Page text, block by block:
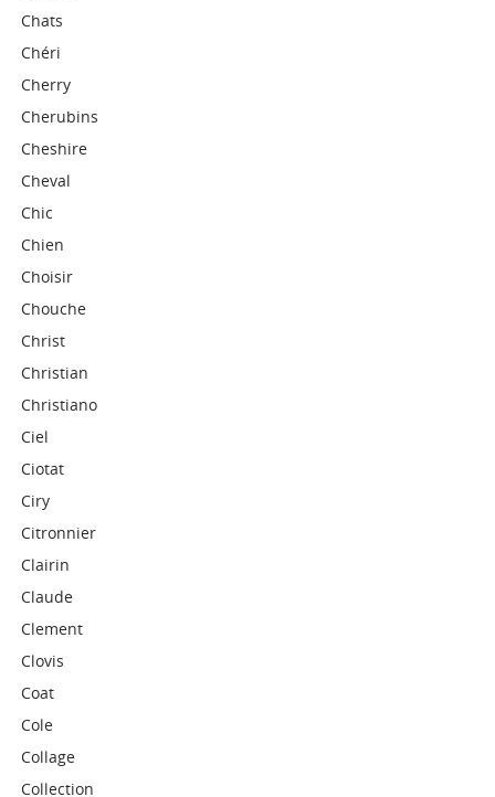
Chats
Chéri
Cherry
Cherubins
Cheshire
Cheval
Chic
Chien
Choisir
Chouche
Christ
Christian
Christiano
Ciel
Ciotat
Ciry
Citronnier
Clairin
Claude
Clement
Clovis
Coat
Cole
Collage
Collection